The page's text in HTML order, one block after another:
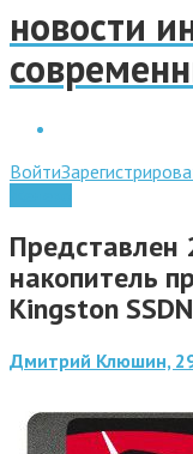
новости
Войти
накопитель
Kingston
Дмитрий Клюшин,